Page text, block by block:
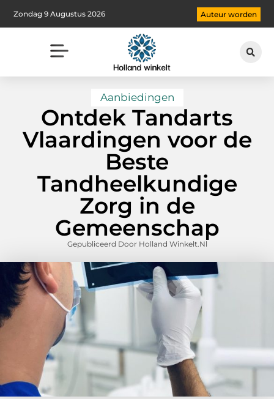
Zondag 9 Augustus 2026 Auteur worden
Aanbiedingen
Ontdek Tandarts
Vlaardingen voor de
Beste
Tandheelkundige
Zorg in de
Gemeenschap
Gepubliceerd Door Holland Winkelt.nl